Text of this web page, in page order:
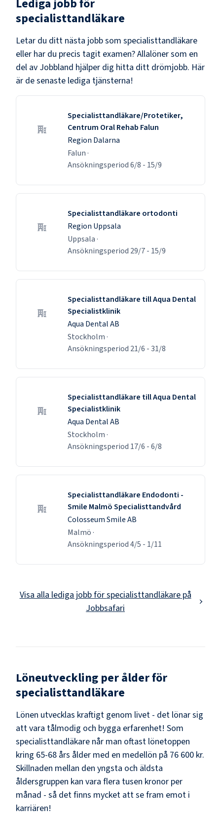
Lediga jobb för
specialisttandläkare
Letar du ditt nästa jobb som specialisttandläkare
eller har du precis tagit examen? Allalöner som en
del av Jobbland hjälper dig hitta ditt drömjobb. Här
är de senaste lediga tjänsterna!
Specialisttandläkare/Protetiker,
Centrum Oral Rehab Falun
Region Dalarna
Falun ·
Ansökningsperiod6/8 - 15/9
Specialisttandläkare ortodonti
Region Uppsala
Uppsala ·
Ansökningsperiod 29/7- 15/9
Specialisttandläkare till Aqua Dental
Specialistklinik
Aqua Dental AB
Stockholm ·
Ansökningsperiod 21/6 -31/8
Specialisttandläkare till Aqua Dental
Specialistklinik
Aqua Dental AB
Stockholm ·
Ansökningsperiod 17/6 -6/8
Specialisttandläkare Endodonti -
Smile Malmö Specialisttandvård
Colosseum Smile AB
Malmö ·
Ansökningsperiod4/5 - 1/11
Visa alla lediga jobb förspecialisttandläkarepå
Jobbsafari
Löneutveckling per ålder för
specialisttandläkare
Lönen utvecklas kraftigt genom livet - det lönar sig
att vara tålmodig och bygga erfarenhet! Som
specialisttandläkare når man oftast lönetoppen
kring 65-68 års ålder med en medellön på 76 600 kr.
Skillnaden mellan den yngsta och äldsta
åldersgruppen kan vara flera tusen kronor per
månad - så det finns mycket att se fram emot i
karriären!